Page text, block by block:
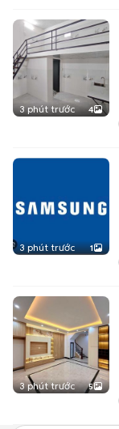
3 phút trước 4
3 phút trước 1
3 phút trước 5